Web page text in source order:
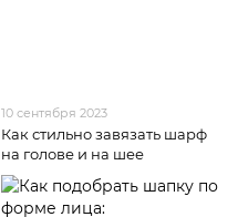
10 сентября 2023
Как стильно завязать шарф
на голове и на шее